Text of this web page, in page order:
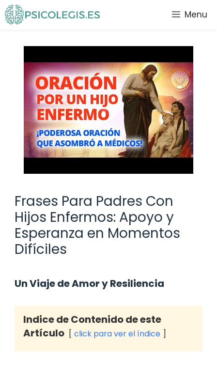
Saltar
al
Menu
Frases Para Padres Con
Hijos Enfermos: Apoyo y
Esperanza en Momentos
Difíciles
Un Viaje de Amor y Resiliencia
Indice de Contenido de este
Artículo
click para ver el índice